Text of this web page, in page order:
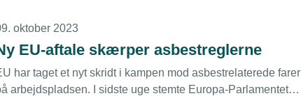
oktober 2023
EU-aftale skærper asbestreglerne
har taget et nyt skridt i kampen mod asbestrelaterede farer
arbejdspladsen. I sidste uge stemte Europa-Parlamentet